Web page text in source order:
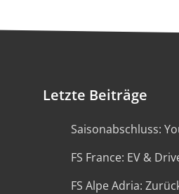
Letzte Beiträge
Saisonabschluss:
FS France: EV &
FS Alpe Adria: